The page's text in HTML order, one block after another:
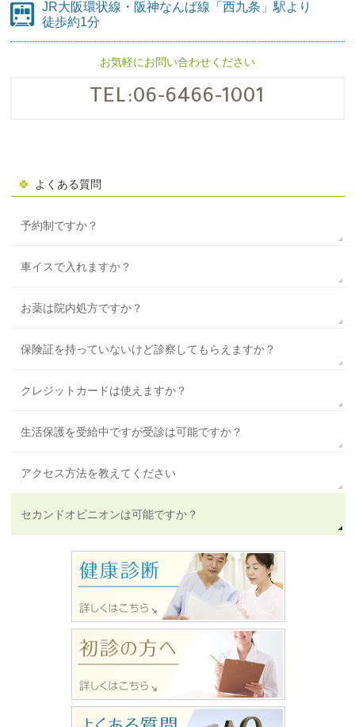
JR大阪環状線・阪神なんば線 「西九条」駅より
徒歩約1分
お気軽にお問い合わせください
TEL:06-6466-1001
よくある質問
予約制ですか？
車イスで入れますか？
お薬は院内処方ですか？
保険証を持っていないけど診察してもらえますか？
クレジットカードは使えますか？
生活保護を受給中ですが受診は可能ですか？
アクセス方法を教えてください
セカンドオピニオンは可能ですか？